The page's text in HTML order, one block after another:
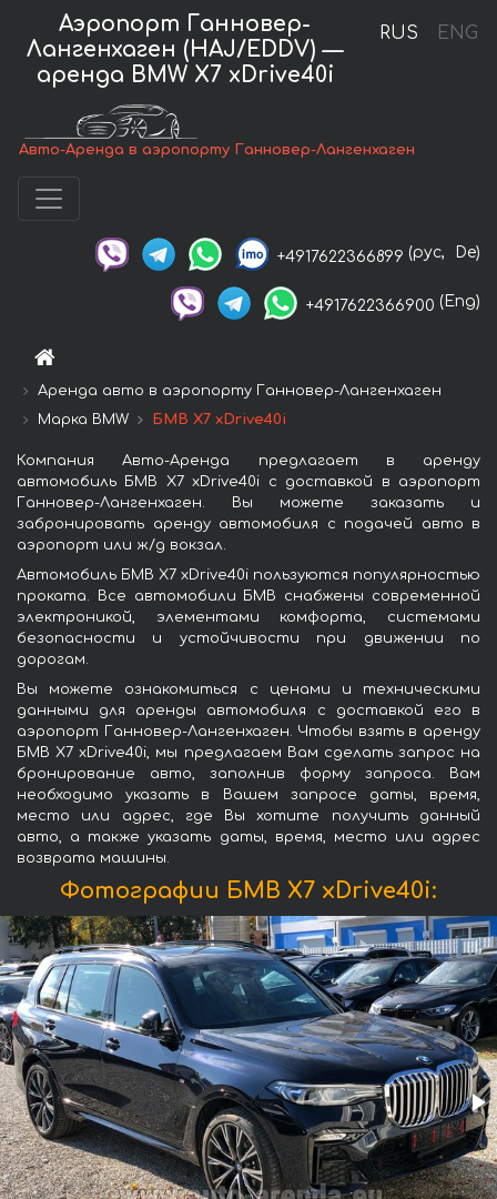
RUS ENG
Аэропорт Ганновер-
Лангенхаген (HAJ/EDDV) —
аренда BMW X7 xDrive40i
Авто-Аренда в аэропорту Ганновер-Лангенхаген
+4917622366899 (рус, De)
+4917622366900 (Eng)
Аренда авто в аэропорту Ганновер-Лангенхаген
Марка BMW
БМВ X7 xDrive40i
Компания Авто-Аренда предлагает в аренду
автомобиль БМВ X7 xDrive40i с доставкой в аэропорт
Ганновер-Лангенхаген. Вы можете заказать и
забронировать аренду автомобиля с подачей авто в
аэропорт или ж/д вокзал.
Автомобиль БМВ X7 xDrive40i пользуются популярностью
проката. Все автомобили БМВ снабжены современной
электроникой, элементами комфорта, системами
безопасности и устойчивости при движении по
дорогам.
Вы можете ознакомиться с ценами и техническими
данными для аренды автомобиля с доставкой его в
аэропорт Ганновер-Лангенхаген. Чтобы взять в аренду
БМВ X7 xDrive40i, мы предлагаем Вам сделать запрос на
бронирование авто, заполнив форму запроса. Вам
необходимо указать в Вашем запросе даты, время,
место или адрес, где Вы хотите получить данный
авто, а также указать даты, время, место или адрес
возврата машины.
Фотографии БМВ X7 xDrive40i: